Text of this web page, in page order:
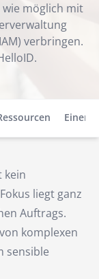
wie möglich mit
verbringen.
Einen
kein
liegt ganz
Auftrags.
komplexen
sensible